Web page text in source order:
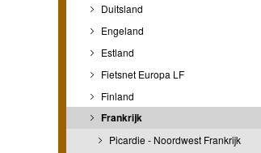
Duitsland
Engeland
Estland
Fietsnet Europa LF
Finland
Frankrijk
Picardie - Noordwest Frankrijk